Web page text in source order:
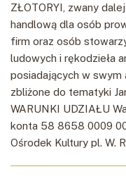
ZŁOTORYI, zwany
handlową dla osób
firm oraz osób
ludowych i rękodzieła
posiadających w
zbliżone do tematyki
WARUNKI UDZIAŁU
konta 58 8658 0009
Ośrodek Kultury pl. W.